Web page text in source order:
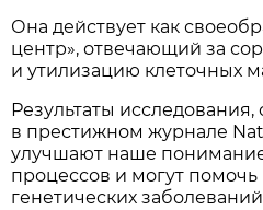
Она действует как
центр», отвечающий за
и утилизацию клеточных
Результаты
в престижном журнале
улучшают наше
процессов и могут
генетических